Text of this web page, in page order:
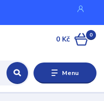
Menu
0
0 Kč